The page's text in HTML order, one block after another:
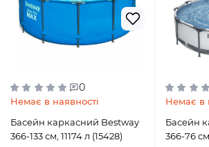
0
Немає в наявності
Басейн каркасний Bestway
366-133 см, 11174 л (15428)
Немає в
Басейн
366-76